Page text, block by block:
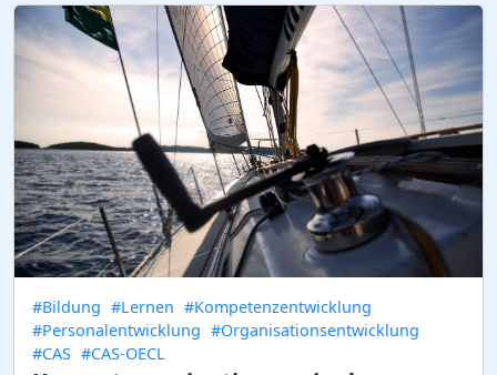
#Bildung #Lernen #Kompetenzentwicklung
#Personalentwicklung #Organisationsentwicklung
#CAS #CAS-OECL